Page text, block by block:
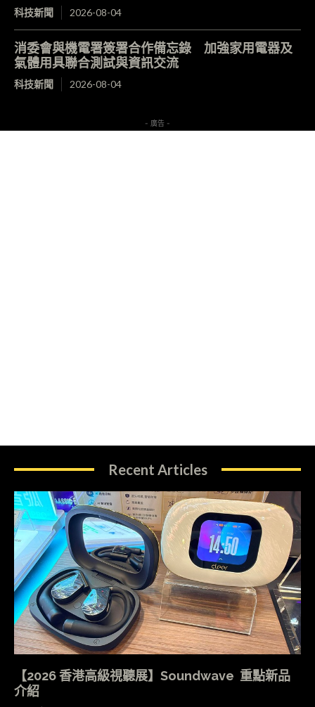
科技新聞 2026-08-04
消委會與機電署簽署合作備忘錄 加強家用電器及
氣體用具聯合測試與資訊交流
科技新聞 2026-08-04
- 廣告 -
Recent Articles
【2026 香港高級視聽展】Soundwave 重點新品
介紹